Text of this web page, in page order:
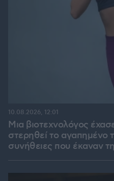
Μια βιοτεχνολόγος
στερηθεί το αγαπημένο
συνήθειες που έκαναν
10.08.2026, 12:01